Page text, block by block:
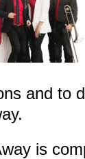
and to
is